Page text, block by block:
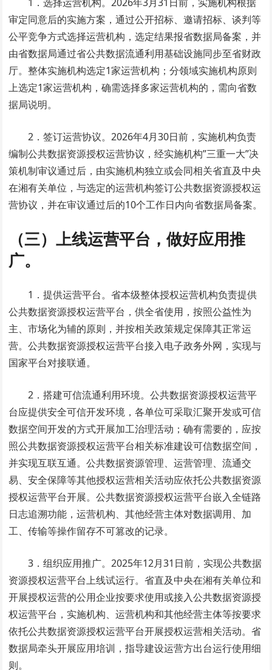
审定同意后的实施方案，通过公开招标、邀请招标、谈判等
公平竞争方式选择运营机构，选定结果报省数据局备案，并
由省数据局通过省公共数据流通利用基础设施同步至省财政
厅。整体实施机构选定1家运营机构；分领域实施机构原则
上选定1家运营机构，确需选择多家运营机构的，需向省数
据局说明。
2．签订运营协议。2026年4月30日前，实施机构负责
编制公共数据资源授权运营协议，经实施机构”三重一大”决
策机制审议通过后，由实施机构独立或会同相关省直及中央
在湘有关单位，与选定的运营机构签订公共数据资源授权运
营协议，并在审议通过后的10个工作日内向省数据局备案。
（三）上线运营平台，做好应用推
广。
1．提供运营平台。省本级整体授权运营机构负责提供
公共数据资源授权运营平台，供全省使用，按照公益性为
主、市场化为辅的原则，并按相关政策规定保障其正常运
营。公共数据资源授权运营平台接入电子政务外网，实现与
国家平台对接联通。
2．搭建可信流通利用环境。公共数据资源授权运营平
台应提供安全可信开发环境，各单位可采取汇聚开发或可信
数据空间开发的方式开展加工治理活动；确有需要的，应按
照公共数据资源授权运营平台相关标准建设可信数据空间，
并实现互联互通。公共数据资源管理、运营管理、流通交
易、安全保障等其他授权运营相关活动应依托公共数据资源
授权运营平台开展。公共数据资源授权运营平台嵌入全链路
日志追溯功能，运营机构、其他经营主体对数据调用、加
工、传输等操作留存不可篡改的记录。
3．组织应用推广。2025年12月31日前，实现公共数据
资源授权运营平台上线试运行。省直及中央在湘有关单位和
开展授权运营的公用企业按要求使用或接入公共数据资源授
权运营平台，实施机构、运营机构和其他经营主体等按要求
依托公共数据资源授权运营平台开展授权运营相关活动。省
数据局牵头开展应用培训，指导建设运营方出台运行使用细
则。